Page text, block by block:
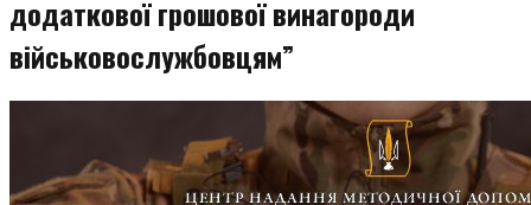
додаткової грошової винагороди
військовослужбовцям”